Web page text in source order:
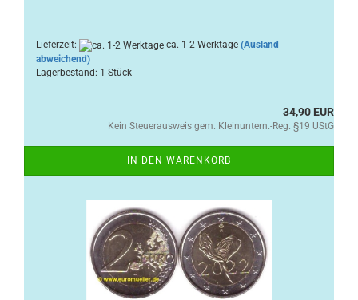
Lieferzeit: ca. 1-2 Werktage (Ausland
abweichend)
Lagerbestand: 1 Stück
34,90 EUR
Kein Steuerausweis gem. Kleinuntern.-Reg. §19 UStG
IN DEN WARENKORB